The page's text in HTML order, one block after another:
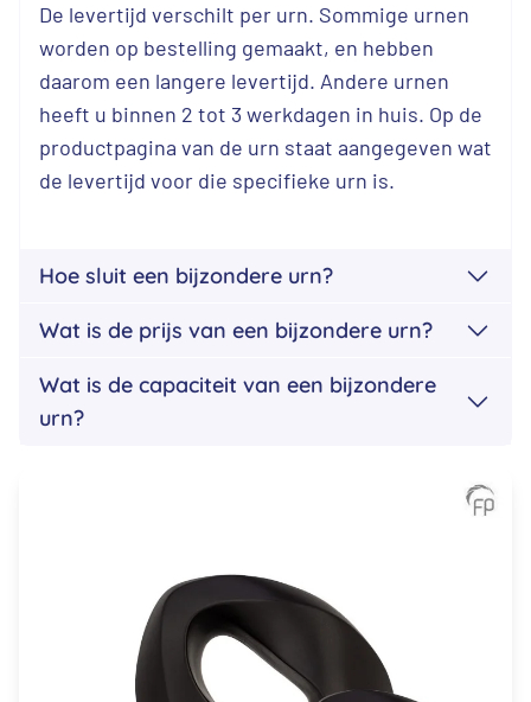
De levertijd verschilt per urn. Sommige urnen
worden op bestelling gemaakt, en hebben
daarom een langere levertijd. Andere urnen
heeft u binnen 2 tot 3 werkdagen in huis. Op de
productpagina van de urn staat aangegeven wat
de levertijd voor die specifieke urn is.
Hoe sluit een bijzondere urn?
Wat is de prijs van een bijzondere urn?
Wat is de capaciteit van een bijzondere
urn?